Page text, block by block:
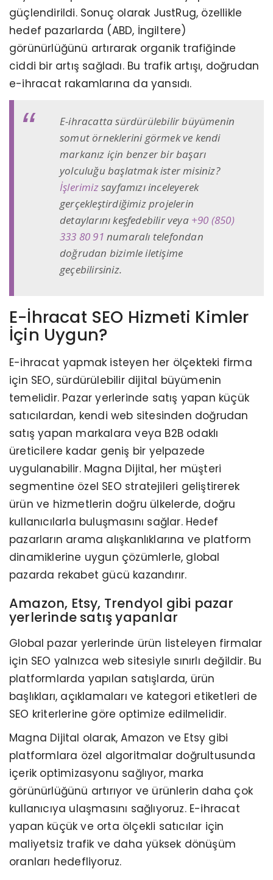
güçlendirildi. Sonuç olarak JustRug, özellikle
hedef pazarlarda (ABD, İngiltere)
görünürlüğünü artırarak organik trafiğinde
ciddi bir artış sağladı. Bu trafik artışı, doğrudan
e-ihracat rakamlarına da yansıdı.
E-ihracatta sürdürülebilir büyümenin
somut örneklerini görmek ve kendi
markanız için benzer bir başarı
yolculuğu başlatmak ister misiniz?
İşlerimizsayfamızı inceleyerek
gerçekleştirdiğimiz projelerin
detaylarını keşfedebilir veya +90 (850)
333 80 91 numaralı telefondan
doğrudan bizimle iletişime
geçebilirsiniz.
E-İhracat SEO Hizmeti Kimler
İçin Uygun?
E-ihracat yapmak isteyen her ölçekteki firma
için SEO, sürdürülebilir dijital büyümenin
temelidir. Pazar yerlerinde satış yapan küçük
satıcılardan, kendi web sitesinden doğrudan
satış yapan markalara veya B2B odaklı
üreticilere kadar geniş bir yelpazede
uygulanabilir. Magna Dijital, her müşteri
segmentine özel SEO stratejileri geliştirerek
ürün ve hizmetlerin doğru ülkelerde, doğru
kullanıcılarla buluşmasını sağlar. Hedef
pazarların arama alışkanlıklarına ve platform
dinamiklerine uygun çözümlerle, global
pazarda rekabet gücü kazandırır.
Amazon, Etsy, Trendyol gibi pazar
yerlerinde satış yapanlar
Global pazar yerlerinde ürün listeleyen firmalar
için SEO yalnızca web sitesiyle sınırlı değildir. Bu
platformlarda yapılan satışlarda, ürün
başlıkları, açıklamaları ve kategori etiketleri de
SEO kriterlerine göre optimize edilmelidir.
Magna Dijital olarak, Amazon ve Etsy gibi
platformlara özel algoritmalar doğrultusunda
içerik optimizasyonu sağlıyor, marka
görünürlüğünü artırıyor ve ürünlerin daha çok
kullanıcıya ulaşmasını sağlıyoruz. E-ihracat
yapan küçük ve orta ölçekli satıcılar için
maliyetsiz trafik ve daha yüksek dönüşüm
oranları hedefliyoruz.